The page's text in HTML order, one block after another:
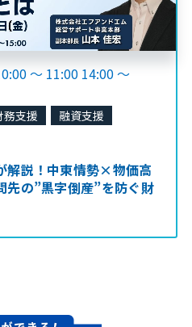
～ 11:00 14:00 ～
務支援
融資支援
解説！中東情勢×物価高
の”黒字倒産”を防ぐ財